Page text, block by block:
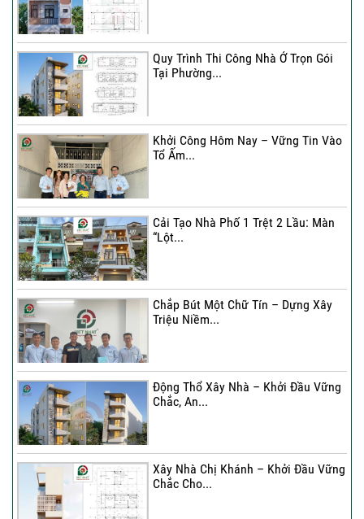
Quy Trình Thi Công Nhà Ở Trọn Gói
Tại Phường...
Khởi Công Hôm Nay – Vững Tin Vào
Tổ Ấm...
Cải Tạo Nhà Phố 1 Trệt 2 Lầu: Màn
“Lột...
Chắp Bút Một Chữ Tín – Dựng Xây
Triệu Niềm...
Động Thổ Xây Nhà – Khởi Đầu Vững
Chắc, An...
Xây Nhà Chị Khánh – Khởi Đầu Vững
Chắc Cho...